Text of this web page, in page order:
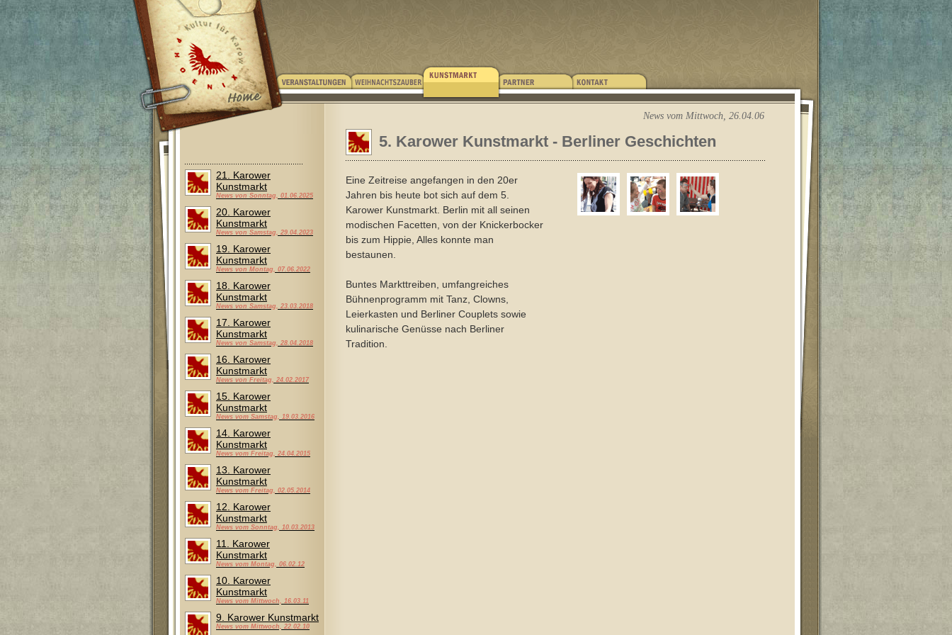
21. Karower
Kunstmarkt
News von Sonntag, 01.06.2025
20. Karower
Kunstmarkt
News von Samstag, 29.04.2023
19. Karower
Kunstmarkt
News von Montag, 07.06.2022
18. Karower
Kunstmarkt
News von Samstag, 23.03.2018
17. Karower
Kunstmarkt
News von Samstag, 28.04.2018
16. Karower
Kunstmarkt
News von Freitag, 24.02.2017
15. Karower
Kunstmarkt
News vom Samstag, 19.03.2016
14. Karower
Kunstmarkt
News vom Freitag, 24.04.2015
13. Karower
Kunstmarkt
News vom Freitag, 02.05.2014
12. Karower
Kunstmarkt
News vom Sonntag, 10.03.2013
11. Karower
Kunstmarkt
News vom Montag, 06.02.12
10. Karower
Kunstmarkt
News vom Mittwoch, 16.03.11
9. Karower Kunstmarkt
News vom Mittwoch, 22.02.10
News vom Mittwoch, 26.04.06
5. Karower Kunstmarkt - Berliner Geschichten
Eine Zeitreise angefangen in den 20er
Jahren bis heute bot sich auf dem 5.
Karower Kunstmarkt. Berlin mit all seinen
modischen Facetten, von der Knickerbocker
bis zum Hippie, Alles konnte man
bestaunen.
Buntes Markttreiben, umfangreiches
Bühnenprogramm mit Tanz, Clowns,
Leierkasten und Berliner Couplets sowie
kulinarische Genüsse nach Berliner
Tradition.